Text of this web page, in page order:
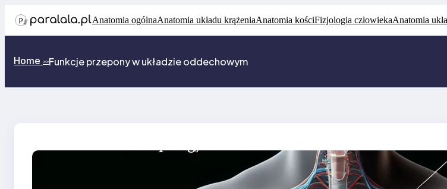
Anatomia ogólnaAnatomia układu krążeniaAnatomia kościFizjologia człowiekaAnatomia
Home >>Funkcje przepony w układzie oddechowym